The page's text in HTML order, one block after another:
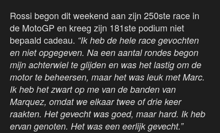
Rossi begon dit weekend aan zijn 250ste race in
de MotoGP en kreeg zijn 181ste podium niet
bepaald cadeau. “Ik heb de hele race gevochten
en niet opgegeven. Na een aantal rondes begon
mijn achterwiel te glijden en was het lastig om de
motor te beheersen, maar het was leuk met Marc.
Ik heb het zwart op me van de banden van
Marquez, omdat we elkaar twee of drie keer
raakten. Het gevecht was goed, maar hard. Ik heb
ervan genoten. Het was een eerlijk gevecht.”